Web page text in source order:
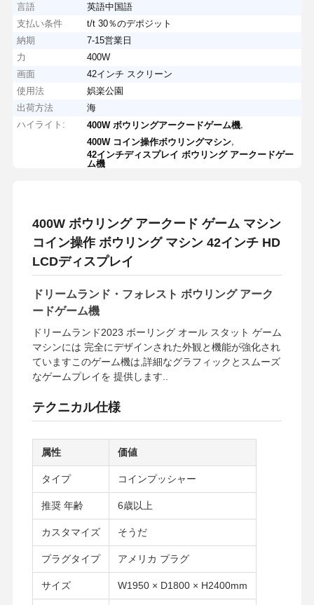
言語
英語中国語
支払い条件
t/t 30％のデポジット
納期
7-15営業日
力
400W
画面
42インチ スクリーン
使用法
娯楽公園
出荷方法
海
ハイライト:
400W ボウリングアークードゲーム機
400W コイン操作ボウリングマシン
42インチディスプレイ ボウリング アークードゲー
ム機
400W ボウリング アークード ゲーム マシン
コイン操作 ボウリング マシン 42インチ HD
LCDディスプレイ
ドリームランド・フォレスト ボウリング アーク
ードゲーム機
ドリームランド2023 ボーリング オール スタット ゲーム
マシンには 完全にデザインされた外観と機能が強化され
ていますこのゲーム機は,詳細なグラフィックとスムーズ
なゲームプレイを 提供します..
テクニカル仕様
属性 価値
タイプ コインプッシャー
推奨 年齢 6歳以上
カスタマイズ そうだ
プラグタイプ アメリカ プラグ
サイズ W1950 × D1800 × H2400mm